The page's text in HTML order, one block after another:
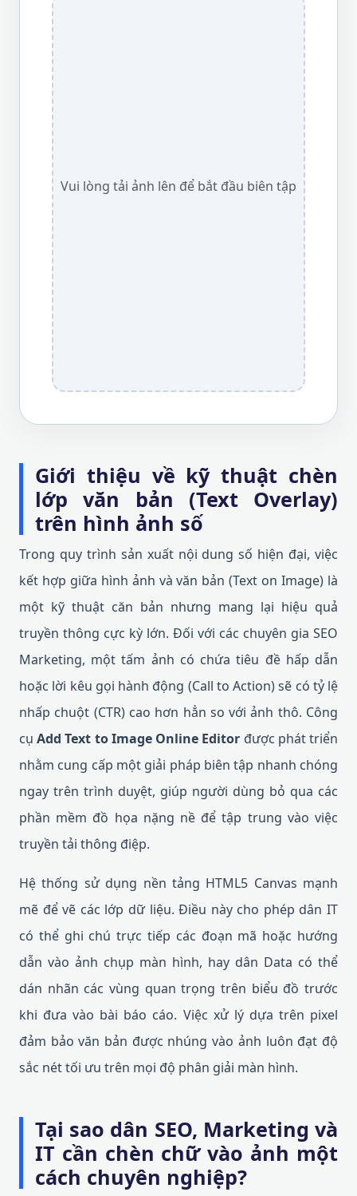
Vui lòng tải ảnh lên để bắt đầu biên tập
Giới thiệu về kỹ thuật chèn
lớp văn bản (Text Overlay)
trên hình ảnh số
Trong quy trình sản xuất nội dung số hiện đại, việc
kết hợp giữa hình ảnh và văn bản (Text on Image) là
một kỹ thuật căn bản nhưng mang lại hiệu quả
truyền thông cực kỳ lớn. Đối với các chuyên gia SEO
Marketing, một tấm ảnh có chứa tiêu đề hấp dẫn
hoặc lời kêu gọi hành động (Call to Action) sẽ có tỷ lệ
nhấp chuột (CTR) cao hơn hẳn so với ảnh thô. Công
cụAdd Text to Image Online Editor được phát triển
nhằm cung cấp một giải pháp biên tập nhanh chóng
ngay trên trình duyệt, giúp người dùng bỏ qua các
phần mềm đồ họa nặng nề để tập trung vào việc
truyền tải thông điệp.
Hệ thống sử dụng nền tảng HTML5 Canvas mạnh
mẽ để vẽ các lớp dữ liệu. Điều này cho phép dân IT
có thể ghi chú trực tiếp các đoạn mã hoặc hướng
dẫn vào ảnh chụp màn hình, hay dân Data có thể
dán nhãn các vùng quan trọng trên biểu đồ trước
khi đưa vào bài báo cáo. Việc xử lý dựa trên pixel
đảm bảo văn bản được nhúng vào ảnh luôn đạt độ
sắc nét tối ưu trên mọi độ phân giải màn hình.
Tại sao dân SEO, Marketing và
IT cần chèn chữ vào ảnh một
cách chuyên nghiệp?